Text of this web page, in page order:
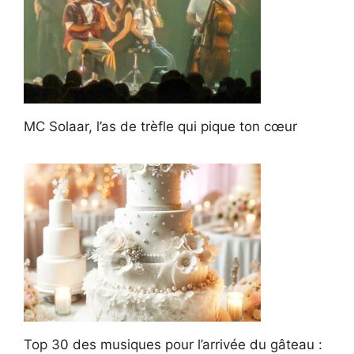
MC Solaar, l’as de trèfle qui pique ton cœur
Top 30 des musiques pour l’arrivée du gâteau :